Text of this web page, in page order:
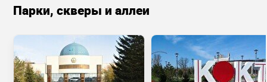
Парки, скверы и аллеи